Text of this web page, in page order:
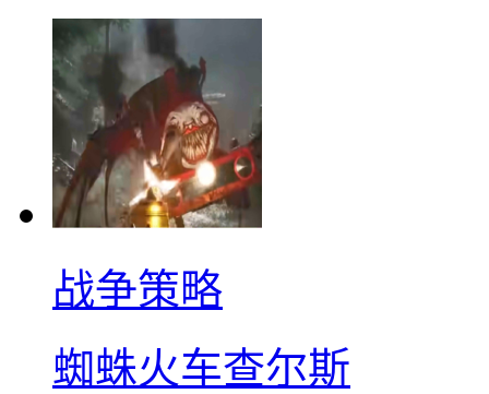
战争策略
蜘蛛火车查尔斯